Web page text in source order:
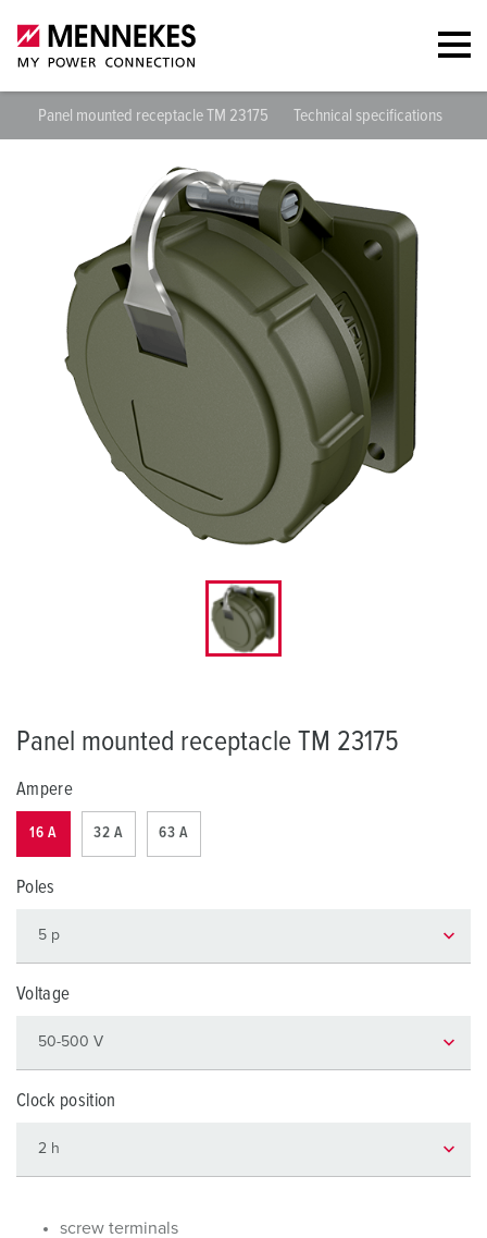
Panel mounted receptacle TM 23175 Technical specifications
Panel mounted receptacle TM 23175
Ampere
16 A 32 A 63 A
Poles
Voltage
Clock position
screw terminals